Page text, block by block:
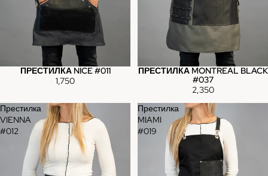
ПРЕСТИЛКА NICE #011
1,750
ПРЕСТИЛКА MONTREAL BLACK
#037
2,350
Престилка
VIENNA
#012
Престилка
MIAMI
#019